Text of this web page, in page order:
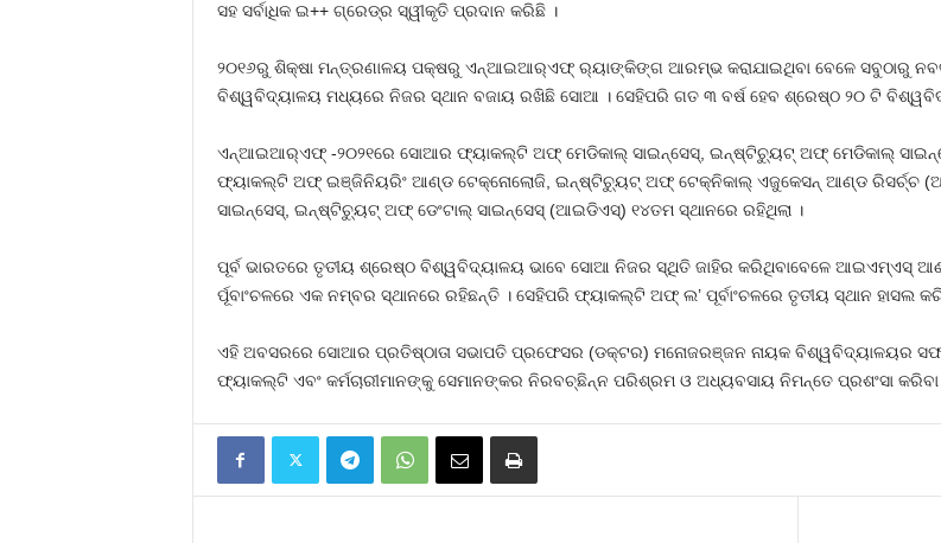
ସହ ସର୍ବାଧିକ ଇ++ ଗ୍ରେଡ୍‌ର ସ୍ୱୀକୃତି ପ୍ରଦାନ କରିଛି ।
୨୦୧୬ରୁ ଶିକ୍ଷା ମନ୍ତ୍ରଣାଳୟ ପକ୍ଷରୁ ଏନ୍‌ଆଇଆର୍‌ଏଫ୍ ର‌୍ୟାଙ୍କିଙ୍ଗ ଆରମ୍ଭ କରାଯାଇଥିବା ବେଳେ ସବୁଠାରୁ
ବିଶ୍ୱବିଦ୍ୟାଳୟ ମଧ୍ୟରେ ନିଜର ସ୍ଥାନ ବଜାୟ ରଖିଛି ସୋଆ । ସେହିପରି ଗତ ୩ ବର୍ଷ ହେବ ଶ୍ରେଷ୍ଠ ୨୦ ଟି
ଏନ୍‌ଆଇଆର୍‌ଏଫ୍ -୨୦୨୧ରେ ସୋଆର ଫ୍ୟାକଲ୍ଟି ଅଫ୍ ମେଡିକାଲ୍ ସାଇନ୍‌ସେସ୍‌, ଇନ୍‌ଷ୍ଟିଚ୍ୟୁଟ୍ ଅଫ୍ ମେଡିକାଲ୍
ଫ୍ୟାକଲ୍ଟି ଅଫ୍ ଇଞ୍ଜିନିୟରିଂ ଆଣ୍ଡ ଟେକ୍ନୋଲୋଜି, ଇନ୍‌ଷ୍ଟିଚ୍ୟୁଟ୍ ଅଫ୍ ଟେକ୍ନିକାଲ୍ ଏଜୁକେସନ୍ ଆଣ୍ଡ ରିସର୍ଚ୍ଚ
ସାଇନ୍‌ସେସ୍‌, ଇନ୍‌ଷ୍ଟିଚ୍ୟୁଟ୍ ଅଫ୍ ଡେଂଟାଲ୍ ସାଇନ୍‌ସେସ୍ (ଆଇଡିଏସ୍‌) ୧୪ତମ ସ୍ଥାନରେ ରହିଥିଲା ।
ପୂର୍ବ ଭାରତରେ ତୃତୀୟ ଶ୍ରେଷ୍ଠ ବିଶ୍ୱବିଦ୍ୟାଳୟ ଭାବେ ସୋଆ ନିଜର ସ୍ଥିତି ଜାହିର କରିଥିବାବେଳେ ଆଇଏମ୍‌ଏସ୍
ର୍ପୂବାଂଚଳରେ ଏକ ନମ୍ବର ସ୍ଥାନରେ ରହିଛନ୍ତି । ସେହିପରି ଫ୍ୟାକଲ୍ଟି ଅଫ୍ ଲ’ ପୂର୍ବାଂଚଳରେ ତୃତୀୟ ସ୍ଥାନ ହାସଲ
ଏହି ଅବସରରେ ସୋଆର ପ୍ରତିଷ୍ଠାତା ସଭାପତି ପ୍ରଫେସର (ଡକ୍ଟର) ମନୋଜରଞ୍ଜନ ନାୟକ ବିଶ୍ୱବିଦ୍ୟାଳୟର
ଫ୍ୟାକଲ୍ଟି ଏବଂ କର୍ମଚାରୀମାନଙ୍କୁ ସେମାନଙ୍କର ନିରବଚ୍ଛିନ୍ନ ପରିଶ୍ରମ ଓ ଅଧ୍ୟବସାୟ ନିମନ୍ତେ ପ୍ରଶଂସା କରିବା